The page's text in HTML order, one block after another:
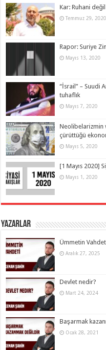
Kar: Ruhani
Temmuz 29, 2020
Rapor: Suriye
Mayıs 13, 2020
“İsrail” – Suudi
tuhaflık
Mayıs 7, 2020
Neolibelarizmin
çürüttüğü
Mayıs 5, 2020
[1 Mayıs 2020]
Mayıs 1, 2020
Yazarlar
Ümmetin
Aralık 27, 2025
Devlet nedir?
Mart 24, 2024
Başarmak
Ocak 28, 2021